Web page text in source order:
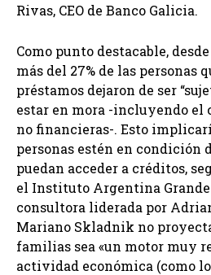
Rivas, CEO de Banco Galicia.
Como punto destacable,
más del 27% de las personas
préstamos dejaron de ser
estar en mora -incluyendo el
no financieras-. Esto
personas estén en condición
puedan acceder a créditos,
el Instituto Argentina Grande
consultora liderada por
Mariano Skladnik no
familias sea «un motor muy
actividad económica (como